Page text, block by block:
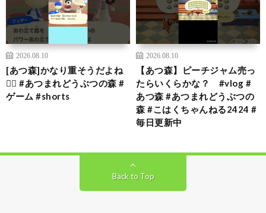
2026.08.10
[あつ森]かなり重そうだよね
🏋🏻 #あつまれどうぶつの森 #
ゲーム #shorts
2026.08.10
【あつ森】ピーチジャム売っ
たらいくらかな？ #vlog #
あつ森 #あつまれどうぶつの
森 #こはくちゃんねる2424 #
毎日更新中
Back to Top